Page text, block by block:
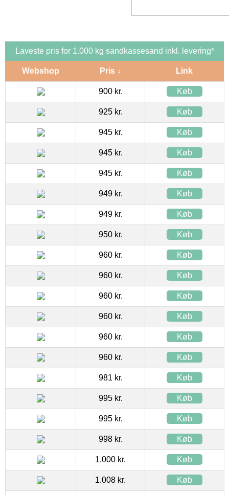
Laveste pris for 1.000 kg sandkassesand inkl. levering*
Webshop Pris ↓ Link
900 kr. Køb
925 kr. Køb
945 kr. Køb
945 kr. Køb
945 kr. Køb
949 kr. Køb
949 kr. Køb
950 kr. Køb
960 kr. Køb
960 kr. Køb
960 kr. Køb
960 kr. Køb
960 kr. Køb
960 kr. Køb
981 kr. Køb
995 kr. Køb
995 kr. Køb
998 kr. Køb
1.000 kr. Køb
1.008 kr. Køb